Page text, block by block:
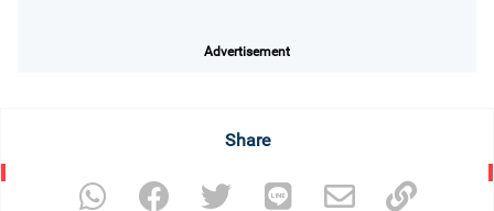
Advertisement
Share